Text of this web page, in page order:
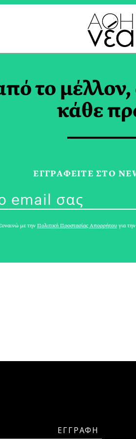
Η
ΡΙΑ
το
κάθε
ΕΓΓPΑΦΕΙΤΕ ΣΤΟ
με τηνΠολιτική Προστασίας Απορρήτου για